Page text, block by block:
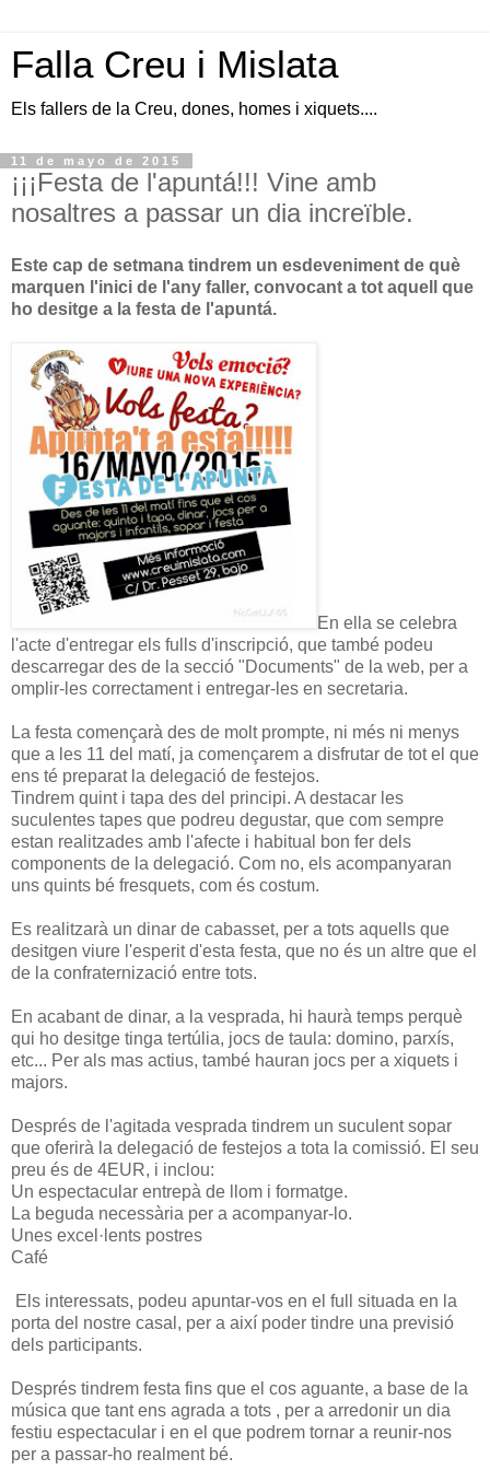
Falla Creu i Mislata
Els fallers de la Creu, dones, homes i xiquets....
11 de mayo de 2015
¡¡¡Festa de l'apuntá!!! Vine amb
nosaltres a passar un dia increïble.
Este cap de setmana tindrem un esdeveniment de què
marquen l'inici de l'any faller, convocant a tot aquell que
ho desitge a la festa de l'apuntá.
En ella se celebra
l'acte d'entregar els fulls d'inscripció, que també podeu
descarregar des de la secció "Documents" de la web, per a
omplir-les correctament i entregar-les en secretaria.
La festa començarà des de molt prompte, ni més ni menys
que a les 11 del matí, ja començarem a disfrutar de tot el que
ens té preparat la delegació de festejos.
Tindrem quint i tapa des del principi. A destacar les
suculentes tapes que podreu degustar, que com sempre
estan realitzades amb l'afecte i habitual bon fer dels
components de la delegació. Com no, els acompanyaran
uns quints bé fresquets, com és costum.
Es realitzarà un dinar de cabasset, per a tots aquells que
desitgen viure l'esperit d'esta festa, que no és un altre que el
de la confraternizació entre tots.
En acabant de dinar, a la vesprada, hi haurà temps perquè
qui ho desitge tinga tertúlia, jocs de taula: domino, parxís,
etc... Per als mas actius, també hauran jocs per a xiquets i
majors.
Després de l'agitada vesprada tindrem un suculent sopar
que oferirà la delegació de festejos a tota la comissió. El seu
preu és de 4EUR, i inclou:
Un espectacular entrepà de llom i formatge.
La beguda necessària per a acompanyar-lo.
Unes excel·lents postres
Café
Els interessats, podeu apuntar-vos en el full situada en la
porta del nostre casal, per a així poder tindre una previsió
dels participants.
Després tindrem festa fins que el cos aguante, a base de la
música que tant ens agrada a tots , per a arredonir un dia
festiu espectacular i en el que podrem tornar a reunir-nos
per a passar-ho realment bé.